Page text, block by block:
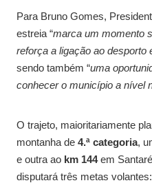
Para Bruno Gomes,
estreia “marca um momento
reforça a ligação ao desporto
sendo também “uma
conhecer o município a nível
O trajeto, maioritariamente
montanha de 4.ª categoria,
e outra ao km 144em
disputará três metas